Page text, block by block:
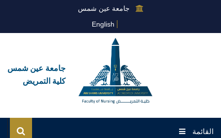
جامعة عين شمس
English
جامعة عين شمس
كلية التمريض
القائمة